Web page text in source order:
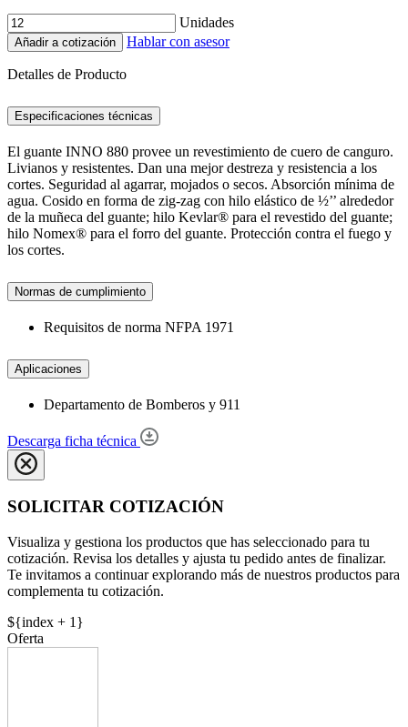
Unidades
Añadir a cotización Hablar con asesor
Detalles de Producto
Especificaciones técnicas
El guante INNO 880 provee un revestimiento de cuero de canguro.
Livianos y resistentes. Dan una mejor destreza y resistencia a los
cortes. Seguridad al agarrar, mojados o secos. Absorción mínima de
agua. Cosido en forma de zig-zag con hilo elástico de ½’’ alrededor
de la muñeca del guante; hilo Kevlar® para el revestido del guante;
hilo Nomex® para el forro del guante. Protección contra el fuego y
los cortes.
Normas de cumplimiento
Requisitos de norma NFPA 1971
Aplicaciones
Departamento de Bomberos y 911
Descarga ficha técnica
SOLICITAR COTIZACIÓN
Visualiza y gestiona los productos que has seleccionado para tu
cotización. Revisa los detalles y ajusta tu pedido antes de finalizar.
Te invitamos a continuar explorando más de nuestros productos para
complementa tu cotización.
${index + 1}
Oferta